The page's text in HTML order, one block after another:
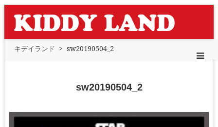
キデイランド > sw20190504_2
sw20190504_2